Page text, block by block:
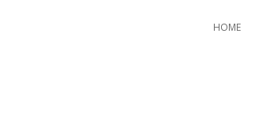
HOME